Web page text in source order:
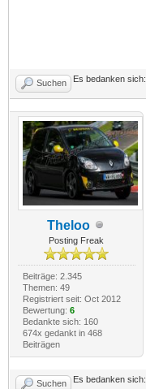
Suchen Es bedanken sich:
Theloo
Posting Freak
Beiträge: 2.345
Themen: 49
Registriert seit: Oct 2012
Bewertung: 6
Bedankte sich: 160
674x gedankt in 468
Beiträgen
Suchen Es bedanken sich: